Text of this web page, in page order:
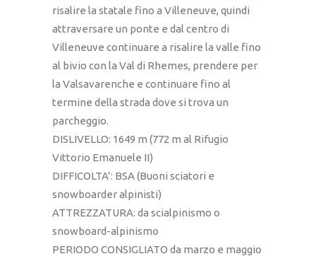
risalire la statale fino a Villeneuve, quindi
attraversare un ponte e dal centro di
Villeneuve continuare a risalire la valle fino
al bivio con la Val di Rhemes, prendere per
la Valsavarenche e continuare fino al
termine della strada dove si trova un
parcheggio.
DISLIVELLO: 1649 m (772 m al Rifugio
Vittorio Emanuele II)
DIFFICOLTA’: BSA (Buoni sciatori e
snowboarder alpinisti)
ATTREZZATURA: da scialpinismo o
snowboard-alpinismo
PERIODO CONSIGLIATO da marzo e maggio